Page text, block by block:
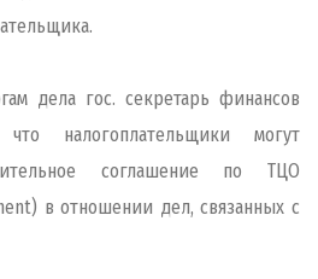
дела гос. секретарь финансов
налогоплательщики могут
соглашение по ТЦО
в отношении дел, связанных с